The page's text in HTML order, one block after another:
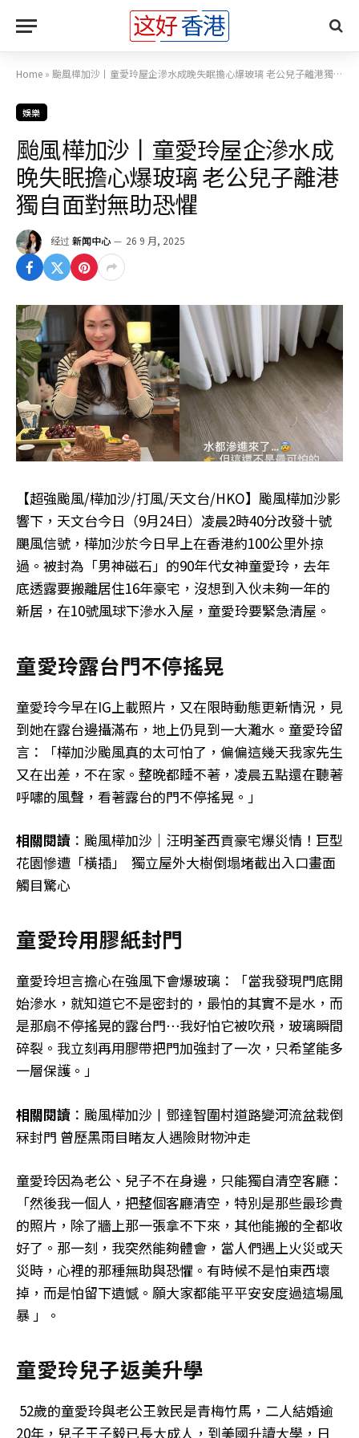
Home » 颱風樺加沙丨童愛玲屋企滲水成晚失眠擔心爆玻璃 老公兒子離港獨自面對無助恐懼
娛樂
颱風樺加沙丨童愛玲屋企滲水成
晚失眠擔心爆玻璃 老公兒子離港
獨自面對無助恐懼
经过 新闻中心 26 9 月, 2025
【超強颱風/樺加沙/打風/天文台/HKO】颱風樺加沙影
響下，天文台今日（9月24日）凌晨2時40分改發十號
颶風信號，樺加沙於今日早上在香港約100公里外掠
過。被封為「男神磁石」的90年代女神童愛玲，去年
底透露要搬離居住16年豪宅，沒想到入伙未夠一年的
新居，在10號風球下滲水入屋，童愛玲要緊急清屋。
童愛玲露台門不停搖晃
童愛玲今早在IG上載照片，又在限時動態更新情況，見
到她在露台邊攝滿布，地上仍見到一大灘水。童愛玲留
言：「樺加沙颱風真的太可怕了，偏偏這幾天我家先生
又在出差，不在家。整晚都睡不著，凌晨五點還在聽著
呼嘯的風聲，看著露台的門不停搖晃。」
相關閱讀 ：颱風樺加沙｜汪明荃西貢豪宅爆災情！巨型
花園慘遭「橫插」 獨立屋外大樹倒塌堵截出入口畫面
觸目驚心
童愛玲用膠紙封門
童愛玲坦言擔心在強風下會爆玻璃：「當我發現門底開
始滲水，就知道它不是密封的，最怕的其實不是水，而
是那扇不停搖晃的露台門⋯我好怕它被吹飛，玻璃瞬間
碎裂。我立刻再用膠帶把門加強封了一次，只希望能多
一層保護。」
相關閱讀 ：颱風樺加沙丨鄧達智圍村道路變河流盆栽倒
冧封門 曾歷黑雨目睹友人遇險財物沖走
童愛玲因為老公、兒子不在身邊，只能獨自清空客廳：
「然後我一個人，把整個客廳清空，特別是那些最珍貴
的照片，除了牆上那一張拿不下來，其他能搬的全都收
好了。那一刻，我突然能夠體會，當人們遇上火災或天
災時，心裡的那種無助與恐懼。有時候不是怕東西壞
掉，而是怕留下遺憾。願大家都能平平安安度過這場風
暴 」。
童愛玲兒子返美升學
52歲的童愛玲與老公王敦民是青梅竹馬，二人結婚逾
20年，兒子王子毅已長大成人，到美國升讀大學，日